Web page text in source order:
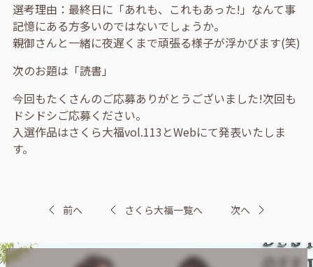
選考理由：最終日に「あれも、これもあった!」なんて事
記憶にある方多いのではないでしょうか。
親御さんと一緒に夜遅くまで頑張る様子が浮かびます(笑)
次のお題は「読書」
今回もたくさんのご応募ありがとうございました!次回も
ドシドシご応募ください。
入選作品はさくら大福vol.113とWebにて発表いたしま
す。
前へ さくら大福一覧へ 次へ